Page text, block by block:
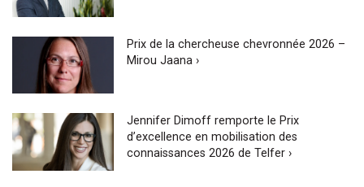
Prix de la chercheuse chevronnée 2026 –
Mirou Jaana ›
Jennifer Dimoff remporte le Prix
d’excellence en mobilisation des
connaissances 2026 de Telfer ›